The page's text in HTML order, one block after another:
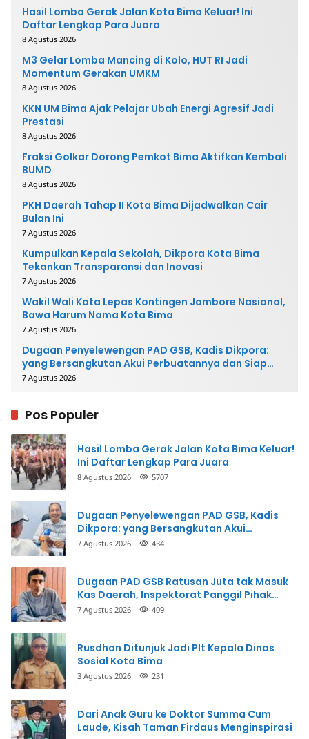
Hasil Lomba Gerak Jalan Kota Bima Keluar! Ini
Daftar Lengkap Para Juara
8 Agustus 2026
M3 Gelar Lomba Mancing di Kolo, HUT RI Jadi
Momentum Gerakan UMKM
8 Agustus 2026
KKN UM Bima Ajak Pelajar Ubah Energi Agresif Jadi
Prestasi
8 Agustus 2026
Fraksi Golkar Dorong Pemkot Bima Aktifkan Kembali
BUMD
8 Agustus 2026
PKH Daerah Tahap II Kota Bima Dijadwalkan Cair
Bulan Ini
7 Agustus 2026
Kumpulkan Kepala Sekolah, Dikpora Kota Bima
Tekankan Transparansi dan Inovasi
7 Agustus 2026
Wakil Wali Kota Lepas Kontingen Jambore Nasional,
Bawa Harum Nama Kota Bima
7 Agustus 2026
Dugaan Penyelewengan PAD GSB, Kadis Dikpora:
yang Bersangkutan Akui Perbuatannya dan Siap
Mengembalikan Uang
7 Agustus 2026
Pos Populer
Hasil Lomba Gerak Jalan Kota Bima Keluar!
Ini Daftar Lengkap Para Juara
8 Agustus 2026 5707
Dugaan Penyelewengan PAD GSB, Kadis
Dikpora: yang Bersangkutan Akui
Perbuatannya dan Siap Mengembalikan
7 Agustus 2026 434
Dugaan PAD GSB Ratusan Juta tak Masuk
Kas Daerah, Inspektorat Panggil Pihak
Terkait
7 Agustus 2026 409
Rusdhan Ditunjuk Jadi Plt Kepala Dinas
Sosial Kota Bima
3 Agustus 2026 231
Dari Anak Guru ke Doktor Summa Cum
Laude, Kisah Taman Firdaus Menginspirasi